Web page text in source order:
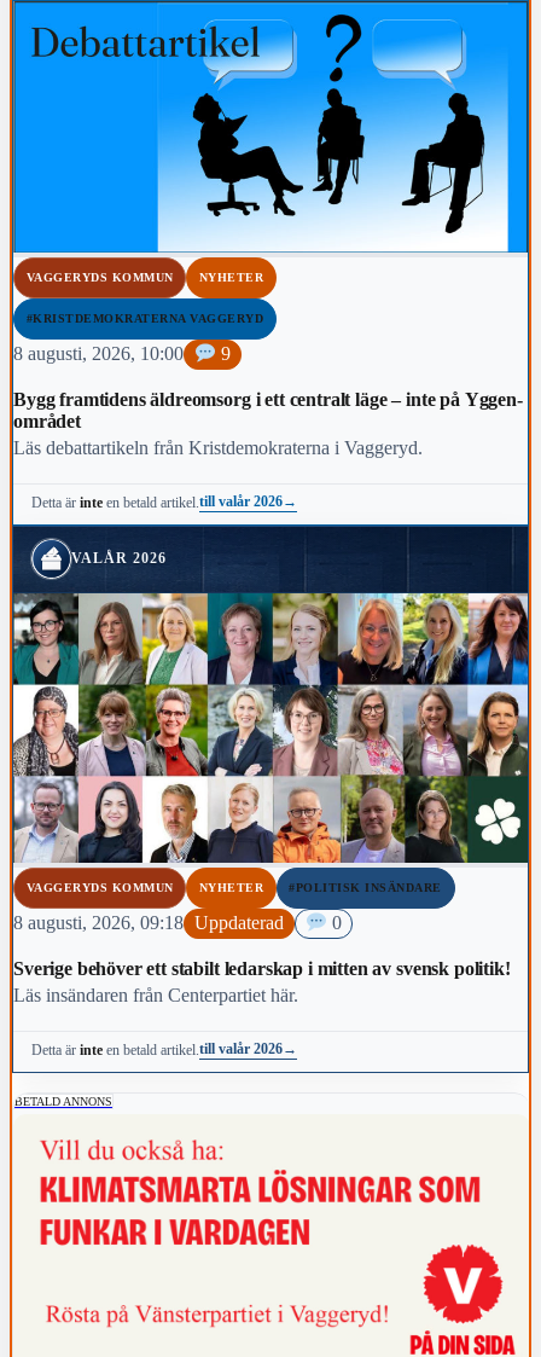
VAGGERYDS KOMMUN NYHETER
#KRISTDEMOKRATERNA VAGGERYD
8 augusti, 2026, 10:00 9
Bygg framtidens äldreomsorg i ett centralt läge – inte på Yggen-
området
Läs debattartikeln från Kristdemokraterna i Vaggeryd.
Detta ärinte en betald artikel.till valår 2026→
VALÅR 2026
VAGGERYDS KOMMUN NYHETER #POLITISK INSÄNDARE
8 augusti, 2026, 09:18 Uppdaterad 0
Sverige behöver ett stabilt ledarskap i mitten av svensk politik!
Läs insändaren från Centerpartiet här.
Detta ärinte en betald artikel.till valår 2026→
BETALD ANNONS